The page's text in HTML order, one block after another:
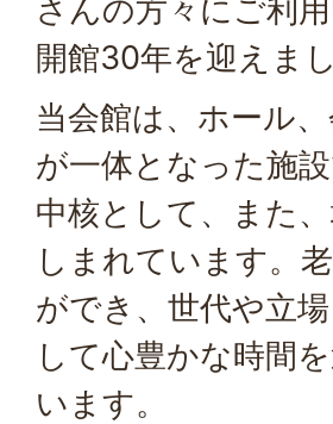
さんの方々にご利
開館30年を迎えまし
当会館は、ホール
が一体となった施
中核として、また
しまれています。
ができ、世代や立
して心豊かな時間
います。